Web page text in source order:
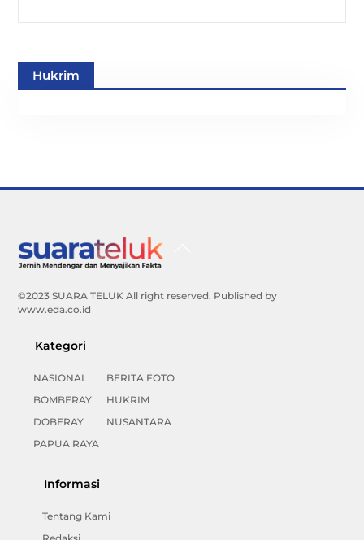
Hukrim
©2023 SUARA TELUK All right reserved. Published by
www.eda.co.id
Kategori
NASIONAL
BOMBERAY
DOBERAY
PAPUA RAYA
BERITA FOTO
HUKRIM
NUSANTARA
Informasi
Tentang Kami